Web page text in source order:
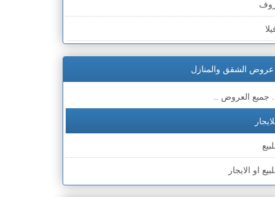
ملحق
عروض الشقق والمنازل
.. جميع العروض ..
او الايجار